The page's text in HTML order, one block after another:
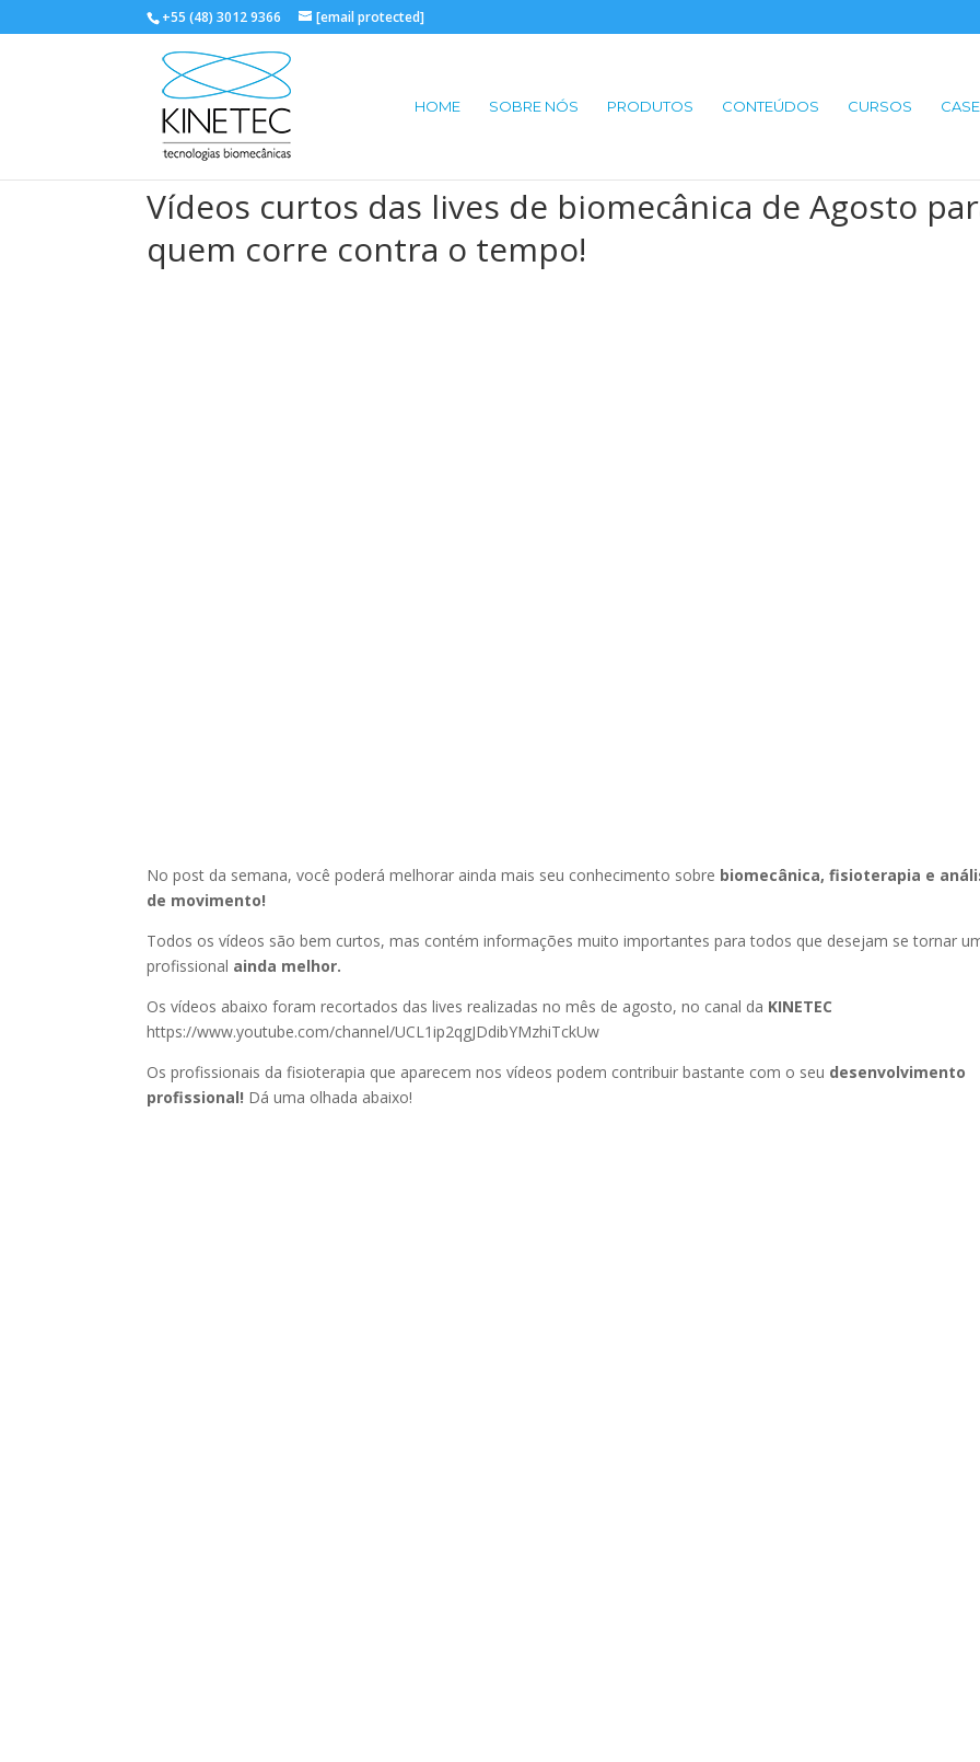
+55 (48) 3012 9366 [email protected]
HOME SOBRE NÓS PRODUTOS CONTEÚDOS CURSOS
Vídeos curtos das lives de biomecânica de Agosto
quem corre contra o tempo!
No post da semana, você poderá melhorar ainda mais seu conhecimento sobre biomecânica, fisioterapia e
de movimento!
Todos os vídeos são bem curtos, mas contém informações muito importantes para todos que desejam se tornar
profissional ainda melhor.
Os vídeos abaixo foram recortados das lives realizadas no mês de agosto, no canal da KINETEC
https://www.youtube.com/channel/UCL1ip2qgJDdibYMzhiTckUw
Os profissionais da fisioterapia que aparecem nos vídeos podem contribuir bastante com o seu desenvolvimento
profissional! Dá uma olhada abaixo!